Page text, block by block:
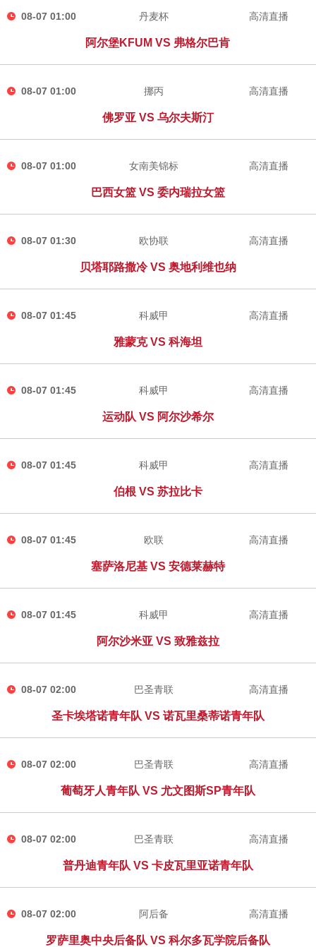
08-07 01:00 丹麦杯
阿尔堡KFUM VS 弗格尔巴肯
高清直播
08-07 01:00 挪丙
佛罗亚 VS 乌尔夫斯汀
高清直播
08-07 01:00 女南美锦标
巴西女篮 VS 委内瑞拉女篮
高清直播
08-07 01:30 欧协联
贝塔耶路撒冷 VS 奥地利维也纳
高清直播
08-07 01:45 科威甲
雅蒙克 VS 科海坦
高清直播
08-07 01:45 科威甲
运动队 VS 阿尔沙希尔
高清直播
08-07 01:45 科威甲
伯根 VS 苏拉比卡
高清直播
08-07 01:45 欧联
塞萨洛尼基 VS 安德莱赫特
高清直播
08-07 01:45 科威甲
阿尔沙米亚 VS 致雅兹拉
高清直播
08-07 02:00 巴圣青联
圣卡埃塔诺青年队 VS 诺瓦里桑蒂诺青年队
高清直播
08-07 02:00 巴圣青联
葡萄牙人青年队 VS 尤文图斯SP青年队
高清直播
08-07 02:00 巴圣青联
普丹迪青年队 VS 卡皮瓦里亚诺青年队
高清直播
08-07 02:00 阿后备
罗萨里奥中央后备队 VS 科尔多瓦学院后备队
高清直播